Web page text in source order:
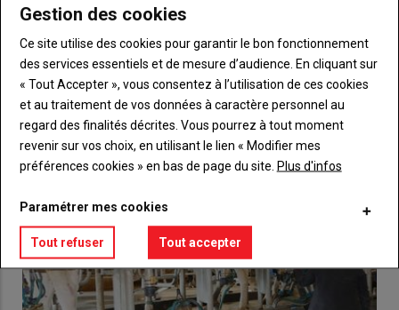
17 février 2022
Aujourd'hui, la marque C'est qui le patron ? ! soutient plus de
3 000 producteurs partout en France.…
Gestion des cookies
Ce site utilise des cookies pour garantir le bon fonctionnement
des services essentiels et de mesure d’audience. En cliquant sur
« Tout Accepter », vous consentez à l’utilisation de ces cookies
et au traitement de vos données à caractère personnel au
regard des finalités décrites. Vous pourrez à tout moment
revenir sur vos choix, en utilisant le lien « Modifier mes
préférences cookies » en bas de page du site. Plus d'infos
Paramétrer mes cookies
Tout refuser Tout accepter